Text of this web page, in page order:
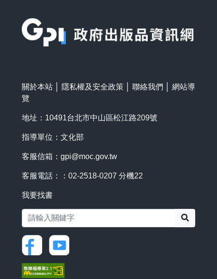
關於本站 隱私權及安全政策 聯絡我們
網站導
覽
地址：10491台北市中山區松江路209號
指導單位：文化部
客服信箱： gpi@moc.gov.tw
客服電話：：02-2518-0207 分機22
我要找書